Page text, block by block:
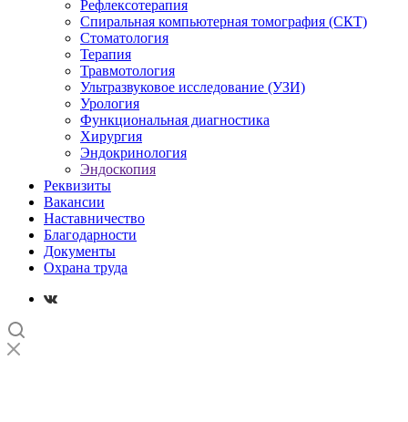
Рефлексотерапия
Спиральная компьютерная томография (СКТ)
Стоматология
Терапия
Травмотология
Ультразвуковое исследование (УЗИ)
Урология
Функциональная диагностика
Хирургия
Эндокринология
Эндоскопия
Реквизиты
Вакансии
Наставничество
Благодарности
Документы
Охрана труда